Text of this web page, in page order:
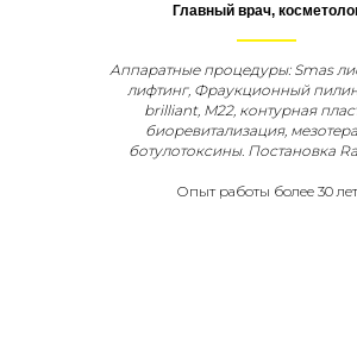
Главный врач,
Аппаратные процедуры: Smas
лифтинг, Фраукционный
brilliant, M22, контурная
биоревитализация,
ботулотоксины. Постановка
Опыт работы более 30 лет